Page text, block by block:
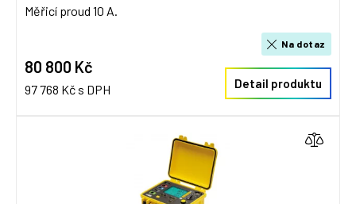
Měřicí proud 10 A.
80 800 Kč
97 768 Kč s DPH
Na dotaz
Detail produktu